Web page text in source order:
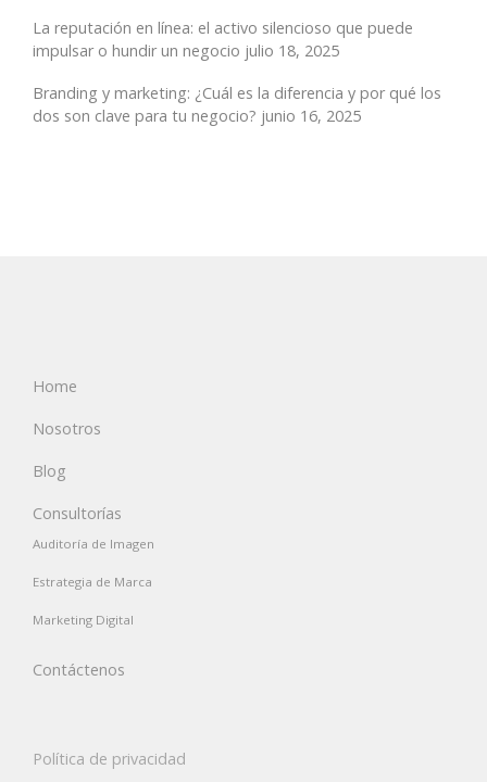
La reputación en línea: el activo silencioso que puede
impulsar o hundir un negocio julio 18, 2025
Branding y marketing: ¿Cuál es la diferencia y por qué los
dos son clave para tu negocio? junio 16, 2025
Home
Nosotros
Blog
Consultorías
Auditoría de Imagen
Estrategia de Marca
Marketing Digital
Contáctenos
Política de privacidad